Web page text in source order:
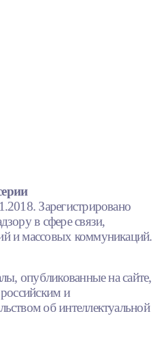
Зарегистрировано
в сфере связи,
и массовых коммуникаций.
опубликованные на сайте,
и
об интеллектуальной